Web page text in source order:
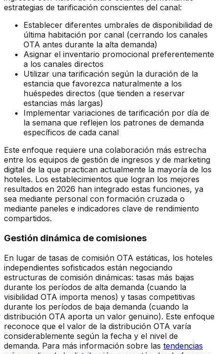
estrategias de tarificación conscientes del canal:
Establecer diferentes umbrales de disponibilidad de
última habitación por canal (cerrando los canales
OTA antes durante la alta demanda)
Asignar el inventario promocional preferentemente
a los canales directos
Utilizar una tarificación según la duración de la
estancia que favorezca naturalmente a los
huéspedes directos (que tienden a reservar
estancias más largas)
Implementar variaciones de tarificación por día de
la semana que reflejen los patrones de demanda
específicos de cada canal
Este enfoque requiere una colaboración más estrecha
entre los equipos de gestión de ingresos y de marketing
digital de la que practican actualmente la mayoría de los
hoteles. Los establecimientos que logran los mejores
resultados en 2026 han integrado estas funciones, ya
sea mediante personal con formación cruzada o
mediante paneles e indicadores clave de rendimiento
compartidos.
Gestión dinámica de comisiones
En lugar de tasas de comisión OTA estáticas, los hoteles
independientes sofisticados están negociando
estructuras de comisión dinámicas: tasas más bajas
durante los períodos de alta demanda (cuando la
visibilidad OTA importa menos) y tasas competitivas
durante los períodos de baja demanda (cuando la
distribución OTA aporta un valor genuino). Este enfoque
reconoce que el valor de la distribución OTA varía
considerablemente según la fecha y el nivel de
demanda. Para más información sobre las tendencias